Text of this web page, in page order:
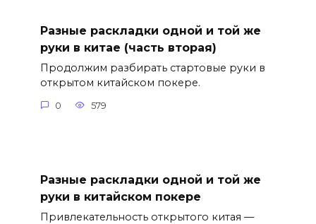
Разные раскладки одной и той же
руки в китае (часть вторая)
Продолжим разбирать стартовые руки в
открытом китайском покере.
0 579
Разные раскладки одной и той же
руки в китайском покере
Привлекательность открытого китая —